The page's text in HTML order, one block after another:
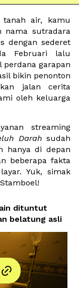
air, kamu
nama sutradara
dengan sederet
Februari lalu
perdana garapan
bikin penonton
jalan cerita
oleh keluarga
streaming
Darah sudah
hanya di depan
beberapa fakta
Yuk, simak
dituntut
belatung asli